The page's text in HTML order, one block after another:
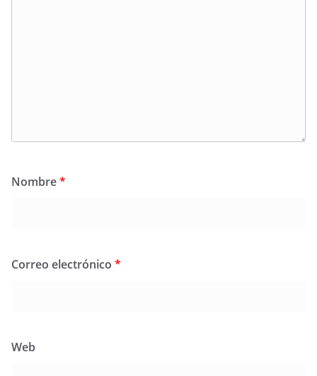
Nombre*
Correo electrónico *
Web